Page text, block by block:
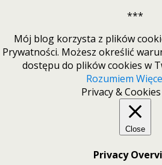
***
Mój blog korzysta z plików
Prywatności. Możesz określić
dostępu do plików cookies w
Rozumiem
Privacy &
Close
Privacy